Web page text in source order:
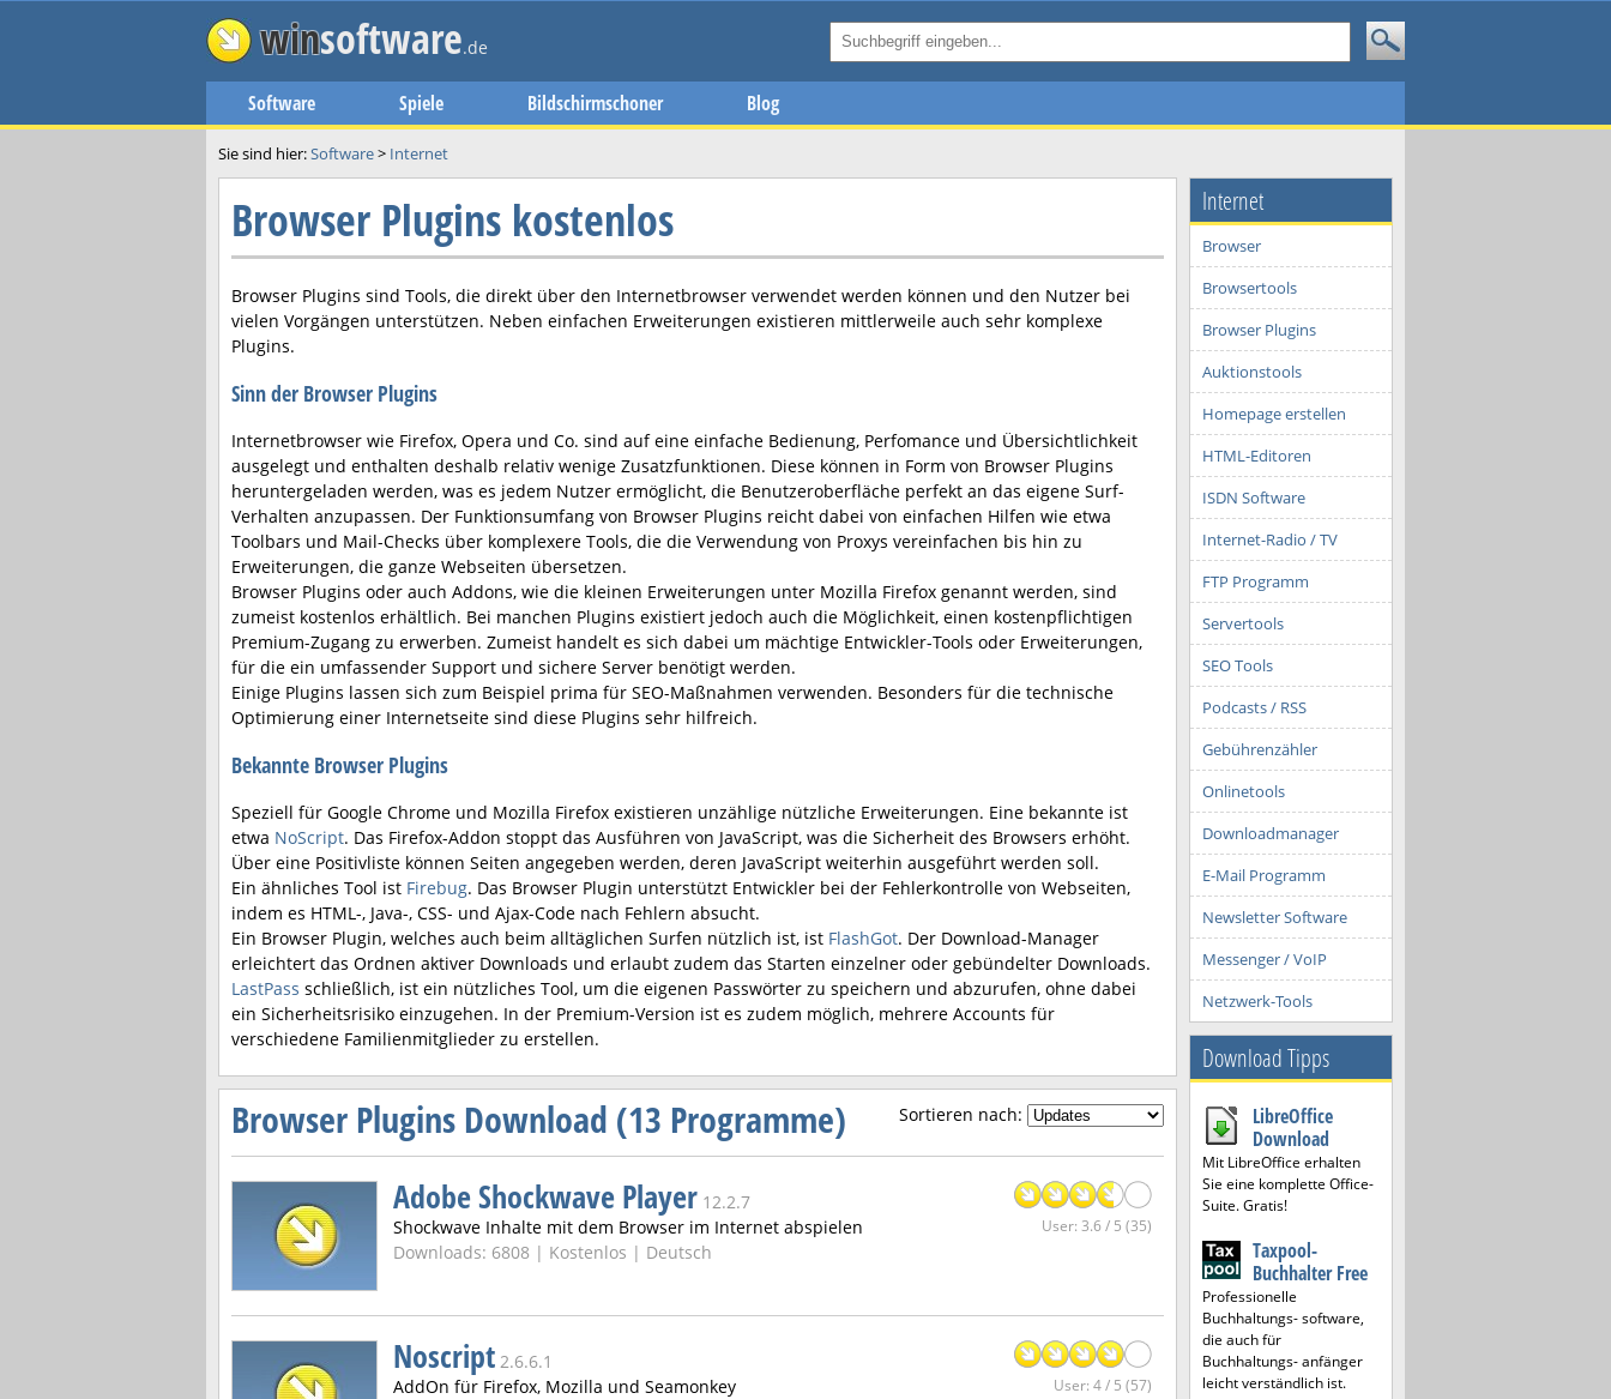
winsoftware.de
Software Spiele Bildschirmschoner Blog
Sie sind hier:Software> Internet
Browser Plugins kostenlos
Browser Plugins sind Tools, die direkt über den Internetbrowser verwendet werden können und den Nutzer bei
vielen Vorgängen unterstützen. Neben einfachen Erweiterungen existieren mittlerweile auch sehr komplexe
Plugins.
Sinn der Browser Plugins
Internetbrowser wie Firefox, Opera und Co. sind auf eine einfache Bedienung, Perfomance und Übersichtlichkeit
ausgelegt und enthalten deshalb relativ wenige Zusatzfunktionen. Diese können in Form von Browser Plugins
heruntergeladen werden, was es jedem Nutzer ermöglicht, die Benutzeroberfläche perfekt an das eigene Surf-
Verhalten anzupassen. Der Funktionsumfang von Browser Plugins reicht dabei von einfachen Hilfen wie etwa
Toolbars und Mail-Checks über komplexere Tools, die die Verwendung von Proxys vereinfachen bis hin zu
Erweiterungen, die ganze Webseiten übersetzen.
Browser Plugins oder auch Addons, wie die kleinen Erweiterungen unter Mozilla Firefox genannt werden, sind
zumeist kostenlos erhältlich. Bei manchen Plugins existiert jedoch auch die Möglichkeit, einen kostenpflichtigen
Premium-Zugang zu erwerben. Zumeist handelt es sich dabei um mächtige Entwickler-Tools oder Erweiterungen,
für die ein umfassender Support und sichere Server benötigt werden.
Einige Plugins lassen sich zum Beispiel prima für SEO-Maßnahmen verwenden. Besonders für die technische
Optimierung einer Internetseite sind diese Plugins sehr hilfreich.
Bekannte Browser Plugins
Speziell für Google Chrome und Mozilla Firefox existieren unzählige nützliche Erweiterungen. Eine bekannte ist
etwa NoScript. Das Firefox-Addon stoppt das Ausführen von JavaScript, was die Sicherheit des Browsers erhöht.
Über eine Positivliste können Seiten angegeben werden, deren JavaScript weiterhin ausgeführt werden soll.
Ein ähnliches Tool ist Firebug. Das Browser Plugin unterstützt Entwickler bei der Fehlerkontrolle von Webseiten,
indem es HTML-, Java-, CSS- und Ajax-Code nach Fehlern absucht.
Ein Browser Plugin, welches auch beim alltäglichen Surfen nützlich ist, ist FlashGot. Der Download-Manager
erleichtert das Ordnen aktiver Downloads und erlaubt zudem das Starten einzelner oder gebündelter Downloads.
LastPass schließlich, ist ein nützliches Tool, um die eigenen Passwörter zu speichern und abzurufen, ohne dabei
ein Sicherheitsrisiko einzugehen. In der Premium-Version ist es zudem möglich, mehrere Accounts für
verschiedene Familienmitglieder zu erstellen.
Browser Plugins Download (13 Programme) Sortieren nach:
Adobe Shockwave Player 12.2.7
Shockwave Inhalte mit dem Browser im Internet abspielen
Downloads: 6808 | Kostenlos | Deutsch
User: 3.6 / 5 (35)
Noscript 2.6.6.1
AddOn für Firefox, Mozilla und Seamonkey
User: 4 / 5 (57)
Internet
Browser
Browsertools
Browser Plugins
Auktionstools
Homepage erstellen
HTML-Editoren
ISDN Software
Internet-Radio / TV
FTP Programm
Servertools
SEO Tools
Podcasts / RSS
Gebührenzähler
Onlinetools
Downloadmanager
E-Mail Programm
Newsletter Software
Messenger / VoIP
Netzwerk-Tools
Download Tipps
LibreOffice
Download
Mit LibreOffice erhalten
Sie eine komplette Office-
Suite. Gratis!
Taxpool-
Buchhalter Free
Professionelle
Buchhaltungs- software,
die auch für
Buchhaltungs- anfänger
leicht verständlich ist.